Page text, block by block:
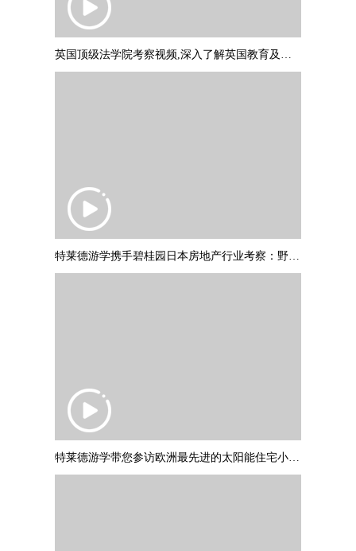
英国顶级法学院考察视频,深入了解英国教育及文化
特莱德游学携手碧桂园日本房地产行业考察：野村不动产调研参访
特莱德游学带您参访欧洲最先进的太阳能住宅小区：德国弗莱堡“太阳船